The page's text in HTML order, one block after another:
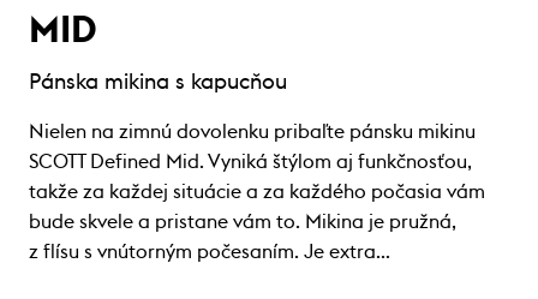
MID
Pánska mikina s kapucňou
Nielen na zimnú dovolenku pribaľte pánsku mikinu
SCOTT Defined Mid. Vyniká štýlom aj funkčnosťou,
takže za každej situácie a za každého počasia vám
bude skvele a pristane vám to. Mikina je pružná,
z flísu s vnútorným počesaním. Je extra…